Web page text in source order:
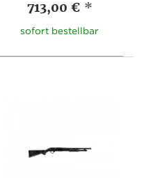
713,00 € *
sofort bestellbar